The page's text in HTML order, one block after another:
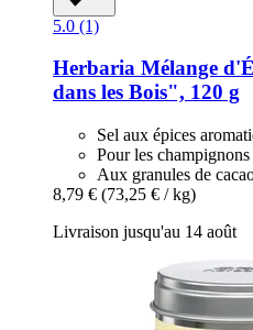
5.0 (1)
Herbaria Mélange
dans les Bois", 120 g
Sel aux épices
Pour les
Aux granules de
8,79 € (73,25 € / kg)
Livraison jusqu'au 14 août